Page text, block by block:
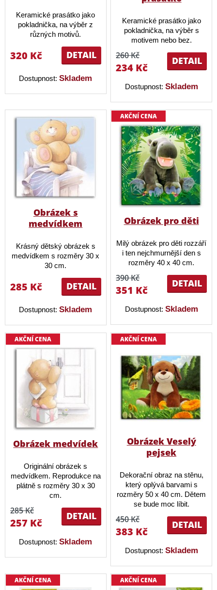
Keramické prasátko jako
pokladnička, na výběr z
různých motivů.
DETAIL
320 Kč
Dostupnost:Skladem
Keramické prasátko jako
pokladnička, na výběr s
motivem nebo bez.
DETAIL
260 Kč
234 Kč
Dostupnost: Skladem
Obrázek s
medvídkem
Krásný dětský obrázek s
medvídkem s rozměry 30 x
30 cm.
DETAIL
285 Kč
Dostupnost:Skladem
AKČNÍ CENA
Obrázek pro děti
Milý obrázek pro děti rozzáří
i ten nejchmurnější den s
rozměry 40 x 40 cm.
DETAIL
390 Kč
351 Kč
Dostupnost: Skladem
AKČNÍ CENA
Obrázek medvídek
Originální obrázek s
medvídkem. Reprodukce na
plátně s rozměry 30 x 30
cm.
DETAIL
285 Kč
257 Kč
Dostupnost:Skladem
AKČNÍ CENA
Obrázek Veselý
pejsek
Dekorační obraz na stěnu,
který oplývá barvami s
rozměry 50 x 40 cm. Dětem
se bude moc líbit.
DETAIL
450 Kč
383 Kč
Dostupnost: Skladem
AKČNÍ CENA AKČNÍ CENA